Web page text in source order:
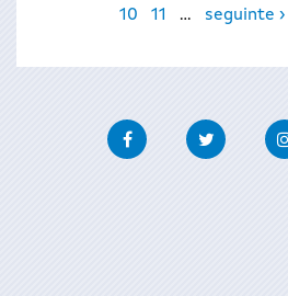
10
11 … seguinte ›
FacebookTwitter